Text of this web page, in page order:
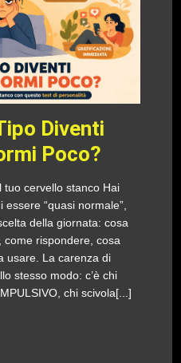
Diventi
Poco?
tuo cervello stanco Hai
“quasi normale”,
della giornata: cosa
come rispondere, cosa
usare. La carenza di
stesso modo: c’è chi
chi scivola[...]